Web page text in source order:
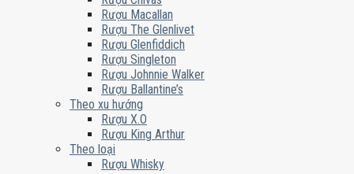
Rượu Macallan
Rượu The Glenlivet
Rượu Glenfiddich
Rượu Singleton
Rượu Johnnie Walker
Rượu Ballantine’s
Theo xu hướng
Rượu X.O
Rượu King Arthur
Theo loại
Rượu Whisky